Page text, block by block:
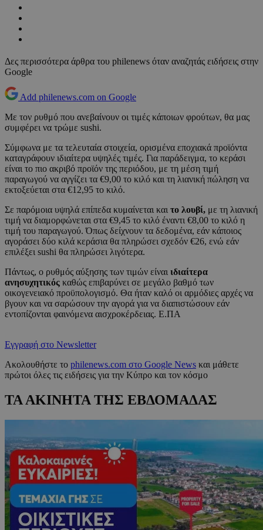
Δες περισσότερα άρθρα του philenews όταν αναζητάς ειδήσεις στην
Google
Add philenews.com on Google
Με τον ρυθμό που ανεβαίνουν οι τιμές κάποιων φρούτων, θα μας
συμφέρει να τρώμε sushi.
Σύμφωνα με τα τελευταία στοιχεία, ορισμένα εποχιακά προϊόντα
καταγράφουν ιδιαίτερα υψηλές τιμές. Για παράδειγμα, το κεράσι
είναι το πιο ακριβό προϊόν της περιόδου, με τη μέση τιμή
παραγωγού να αγγίζει τα €9,00 το κιλό και τη λιανική πώληση να
εκτοξεύεται στα €12,95 το κιλό.
Σε παρόμοια υψηλά επίπεδα κυμαίνεται και το λουβί, με τη λιανική
τιμή να διαμορφώνεται στα €9,45 το κιλό έναντι €8,00 το κιλό η
τιμή του παραγωγού. Όπως δείχνουν τα δεδομένα, εάν κάποιος
αγοράσει δύο κιλά κεράσια θα πληρώσει σχεδόν €26, ενώ εάν
επιλέξει sushi θα πληρώσει λιγότερα.
Πάντως, ο ρυθμός αύξησης των τιμών είναι ιδιαίτερα
ανησυχητικός καθώς επιβαρύνει σε μεγάλο βαθμό των
οικογενειακό προϋπολογισμό. Θα ήταν καλό οι αρμόδιες αρχές να
βγουν και να σαρώσουν την αγορά για να διαπιστώσουν εάν
εντοπίζονται φαινόμενα αισχροκέρδειας. Ε.ΠΑ
Εγγραφή στο Newsletter
Ακολουθήστε το philenews.com στο Google News και μάθετε
πρώτοι όλες τις ειδήσεις για την Κύπρο και τον κόσμο
ΤΑ ΑΚΙΝΗΤΑ ΤΗΣ ΕΒΔΟΜΑΔΑΣ